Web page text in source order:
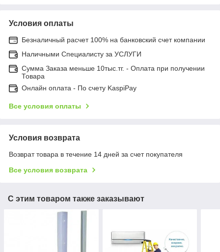
Условия оплаты
Безналичный расчет 100% на банковский счет компании
Наличными Специалисту за УСЛУГИ
Сумма Заказа меньше 10тыс.тг. - Оплата при получении
Товара
Онлайн оплата - По счету KaspiPay
Все условия оплаты
Условия возврата
Возврат товара в течение 14 дней за счет покупателя
Все условия возврата
С этим товаром также заказывают